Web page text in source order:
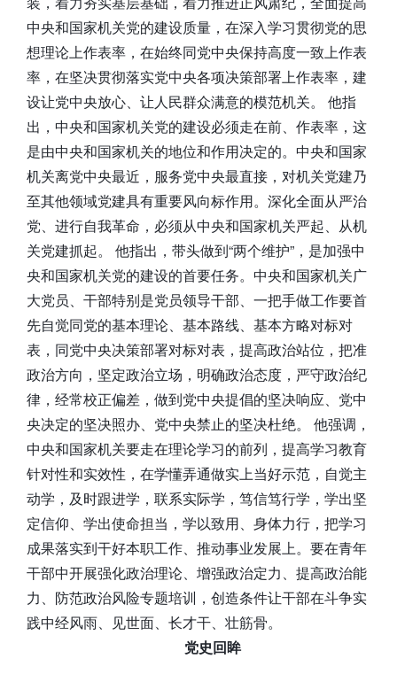
中央和国家机关党的建设质量，在深入学习贯彻党的思
想理论上作表率，在始终同党中央保持高度一致上作表
率，在坚决贯彻落实党中央各项决策部署上作表率，建
设让党中央放心、让人民群众满意的模范机关。 他指
出，中央和国家机关党的建设必须走在前、作表率，这
是由中央和国家机关的地位和作用决定的。中央和国家
机关离党中央最近，服务党中央最直接，对机关党建乃
至其他领域党建具有重要风向标作用。深化全面从严治
党、进行自我革命，必须从中央和国家机关严起、从机
关党建抓起。 他指出，带头做到“两个维护”，是加强中
央和国家机关党的建设的首要任务。中央和国家机关广
大党员、干部特别是党员领导干部、一把手做工作要首
先自觉同党的基本理论、基本路线、基本方略对标对
表，同党中央决策部署对标对表，提高政治站位，把准
政治方向，坚定政治立场，明确政治态度，严守政治纪
律，经常校正偏差，做到党中央提倡的坚决响应、党中
央决定的坚决照办、党中央禁止的坚决杜绝。 他强调，
中央和国家机关要走在理论学习的前列，提高学习教育
针对性和实效性，在学懂弄通做实上当好示范，自觉主
动学，及时跟进学，联系实际学，笃信笃行学，学出坚
定信仰、学出使命担当，学以致用、身体力行，把学习
成果落实到干好本职工作、推动事业发展上。要在青年
干部中开展强化政治理论、增强政治定力、提高政治能
力、防范政治风险专题培训，创造条件让干部在斗争实
践中经风雨、见世面、长才干、壮筋骨。
党史回眸